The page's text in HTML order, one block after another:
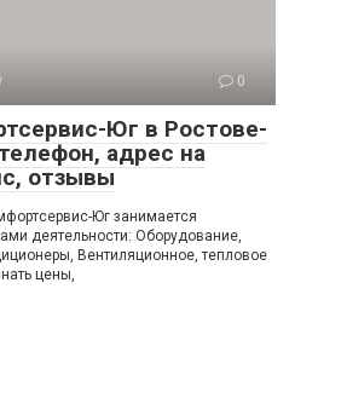
0
Юг в Ростове-
адрес на
отзывы
Юг занимается
деятельности: Оборудование,
Вентиляционное, тепловое
цены,